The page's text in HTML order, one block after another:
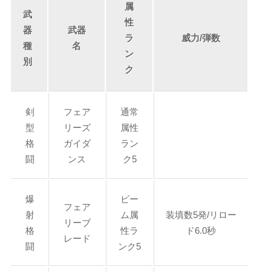
武
器
種
別
武器
名
属
性
ラ
ン
ク
威力/弾数
剣
型
格
闘
フェア
リーズ
ガイダ
ンス
通常
属性
ラン
ク5
爆
射
格
闘
フェア
リーブ
レード
ビー
ム属
性ラ
ンク5
装填数5発/リロー
ド6.0秒